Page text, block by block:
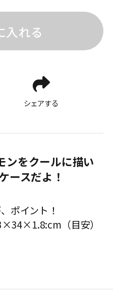
入れる
シェアする
ンをクールに描い
ースだよ！
ポイント！
（目安）